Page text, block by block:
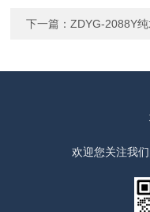
下一篇：ZDYG-2088Y
欢迎您关注我